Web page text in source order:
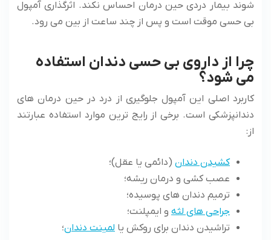
‌شوند بیمار دردی حین درمان احساس نکند. اثرگذاری آمپول
بی حسی موقت است و پس از چند ساعت از بین می ‌رود.
چرا از داروی بی حسی دندان استفاده
می ‌شود؟
کاربرد اصلی این آمپول جلوگیری از درد در حین درمان ‌های
دندانپزشکی است. برخی از رایج ‌ترین موارد استفاده عبارتند
از:
کشیدن دندان (دائمی یا عقل)؛
عصب‌ کشی و درمان ریشه؛
ترمیم دندان‌ های پوسیده؛
جراحی ‌های لثه و ایمپلنت؛
تراشیدن دندان برای روکش یا لمینت دندان؛